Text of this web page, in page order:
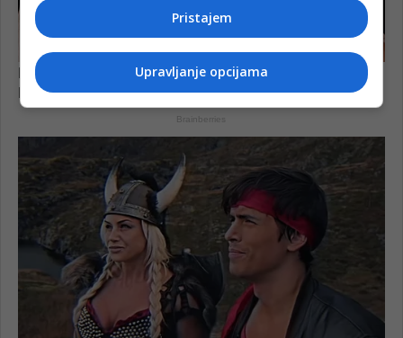
Pristajem
Upravljanje opcijama